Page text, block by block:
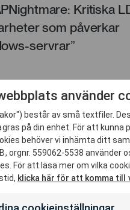
Kritiska
som påverkar
servrar”
Säkerhet
för DoS-sårbarhet i
använder
består av små textfiler.
på din enhet. För att kunna
behöver vi inhämta ditt
orgnr. 559062-5538 använder
För att läsa mer om vilka
klicka här för att komma till